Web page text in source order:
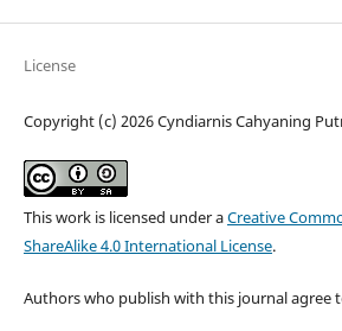
License
Copyright (c) 2026 Cyndiarnis Cahyaning
This work is licensed under aCreative
ShareAlike 4.0 International License.
Authors who publish with this journal agree